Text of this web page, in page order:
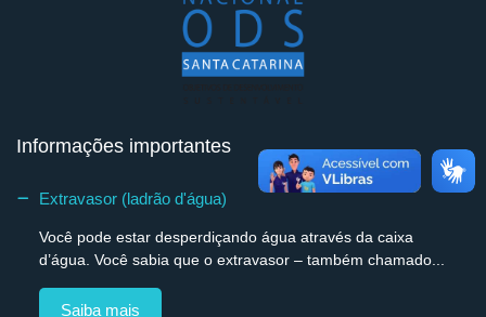
Informações importantes
Extravasor (ladrão d'água)
Você pode estar desperdiçando água através da caixa
d’água. Você sabia que o extravasor – também chamado...
Saiba mais